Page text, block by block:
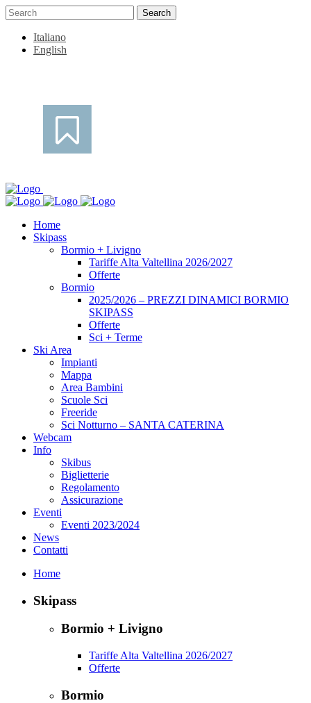
Italiano
English
Home
Skipass
Bormio + Livigno
Tariffe Alta Valtellina 2026/2027
Offerte
Bormio
2025/2026 – PREZZI DINAMICI BORMIO
SKIPASS
Offerte
Sci + Terme
Ski Area
Impianti
Mappa
Area Bambini
Scuole Sci
Freeride
Sci Notturno – SANTA CATERINA
Webcam
Info
Skibus
Biglietterie
Regolamento
Assicurazione
Eventi
Eventi 2023/2024
News
Contatti
Home
Skipass
Bormio + Livigno
Tariffe Alta Valtellina 2026/2027
Offerte
Bormio